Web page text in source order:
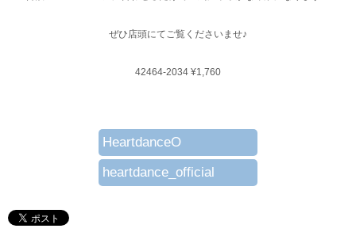
ぜひ店頭にてご覧くださいませ♪
42464-2034 ¥1,760
HeartdanceO
heartdance_official